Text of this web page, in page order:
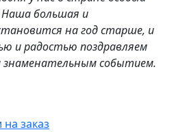
Наша большая и
на год старше, и
и радостью поздравляем
знаменательным событием.